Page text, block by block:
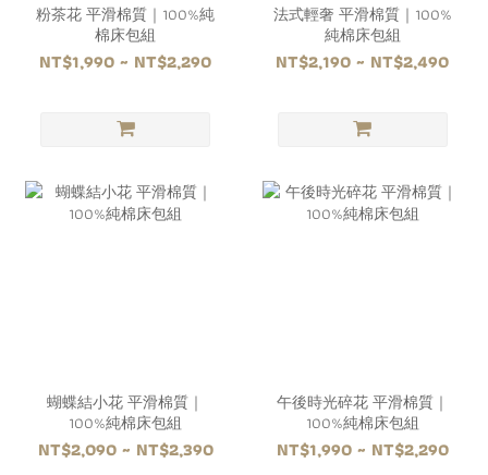
粉茶花 平滑棉質｜100%純
棉床包組
NT$1,990 ~ NT$2,290
法式輕奢 平滑棉質｜100%
純棉床包組
NT$2,190 ~ NT$2,490
蝴蝶結小花 平滑棉質｜
100%純棉床包組
NT$2,090 ~ NT$2,390
午後時光碎花 平滑棉質｜
100%純棉床包組
NT$1,990 ~ NT$2,290